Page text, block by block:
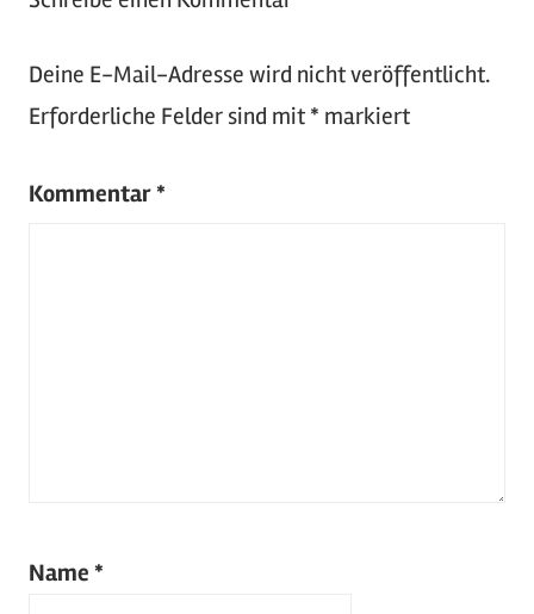
Event ,
Motorsport,
Oldtimer,
US-
Deine E-Mail-Adresse wird nicht veröffentlicht.
Erforderliche Felder sind mit * markiert
Kommentar *
Name *